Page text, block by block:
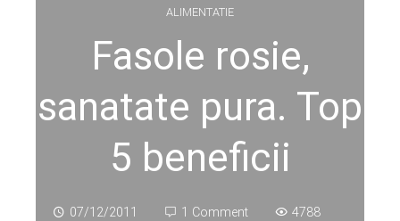
ALIMENTATIE
Fasole rosie,
sanatate pura. Top
5 beneficii
07/12/2011 1 Comment
4788